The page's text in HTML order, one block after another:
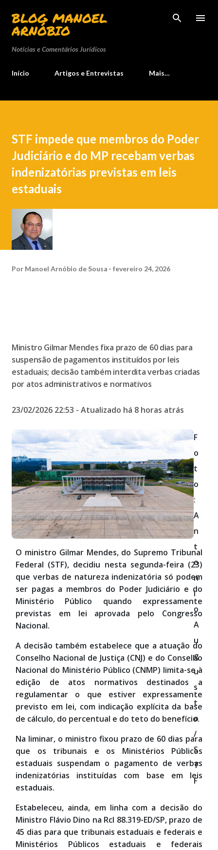
Pular para o conteúdo principal
BLOG MANOEL
ARNÓBIO
Notícias e Comentários Jurídicos
Início Artigos e Entrevistas Mais…
STF impede que membros do Poder
Judiciário e do MP recebam verbas
indenizatórias previstas em leis
estaduais
Por Manoel Arnóbio de Sousa fevereiro 24, 2026
Ministro Gilmar Mendes fixa prazo de 60 dias para
suspensão de pagamentos instituídos por leis
estaduais; decisão também interdita verbas criadas
por atos administrativos e normativos
23/02/2026 22:53 - Atualizado há 8 horas atrás
F
o
t
o
:
A
n
t
o
n
i
o
A
u
g
u
s
t
o
/
S
T
F
O ministro Gilmar Mendes, do Supremo Tribunal
Federal (STF), decidiu nesta segunda-feira (23)
que verbas de natureza indenizatória só podem
ser pagas a membros do Poder Judiciário e do
Ministério Público quando expressamente
previstas em lei aprovada pelo Congresso
Nacional.
A decisão também estabelece que a atuação do
Conselho Nacional de Justiça (CNJ) e do Conselho
Nacional do Ministério Público (CNMP) limita-se à
edição de atos normativos destinados a
regulamentar o que estiver expressamente
previsto em lei, com indicação explícita da base
de cálculo, do percentual e do teto do benefício.
Na liminar, o ministro fixou prazo de 60 dias para
que os tribunais e os Ministérios Públicos
estaduais suspendam o pagamento de verbas
indenizatórias instituídas com base em leis
estaduais.
Estabeleceu, ainda, em linha com a decisão do
Ministro Flávio Dino na Rcl 88.319-ED/SP, prazo de
45 dias para que tribunais estaduais e federais e
Ministérios Públicos estaduais e federais